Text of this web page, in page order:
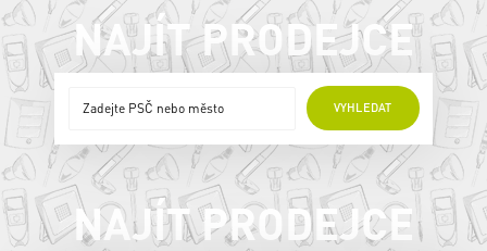
NAJÍT PRODEJCE
VYHLEDAT
ONLINE PRODEJCI
NAJÍT PRODEJCE